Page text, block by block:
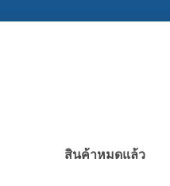
สินค้าหมดแล้ว